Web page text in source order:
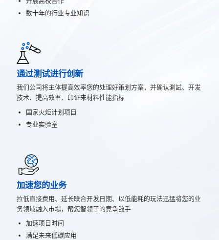
数十年的行业专业知识
通过测试进行创新
我们公司将主体提高效率您的处理好策划方案，并确认測試、开发
技术、提高效率、印证来材料性能指标
国家火炬计划项目
专业实验室
加速您的业务
拉低直接费用、延长联合开发日期、以低能耗的玩法迅猛将您的业
务领域融入市場，帮您智领于的竞争敌手
加速项目时间
满足未来低碳应用